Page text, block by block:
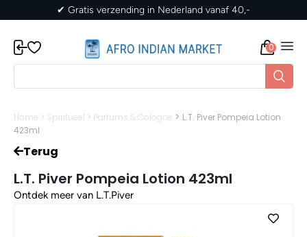
in Nederland vanaf 40,- ✔ Gratis verzending
0
Home > Spiritueel > Parfums & Cologne > L.T. Piver Pompeia Lotion
423ml
Terug
L.T. Piver Pompeia Lotion 423ml
Ontdek meer van L.T.Piver